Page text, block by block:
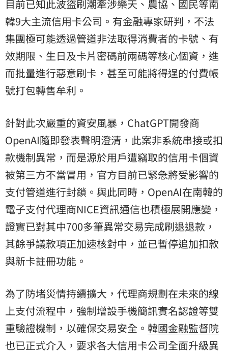
目前已知此波盜刷潮牽涉樂天、農協、國民等南
韓9大主流信用卡公司。有金融專家研判，不法
集團極可能透過管道非法取得消費者的卡號、有
效期限、生日及卡片密碼前兩碼等核心個資，進
而批量進行惡意刷卡，甚至可能將得逞的付費帳
號打包轉售牟利。
針對此次嚴重的資安風暴，ChatGPT開發商
OpenAI隨即發表聲明澄清，此案非系統串接或扣
款機制異常，而是源於用戶遭竊取的信用卡個資
被第三方不當冒用，官方目前已緊急將受影響的
支付管道進行封鎖。與此同時，OpenAI在南韓的
電子支付代理商NICE資訊通信也積極展開應變，
證實已對其中700多筆異常交易完成刷退退款，
其餘爭議款項正加速核對中，並已暫停追加扣款
與新卡註冊功能。
為了防堵災情持續擴大，代理商規劃在未來的線
上支付流程中，強制增設手機簡訊實名認證等雙
重驗證機制，以確保交易安全。 韓國金融監督院
也已正式介入，要求各大信用卡公司全面升級異